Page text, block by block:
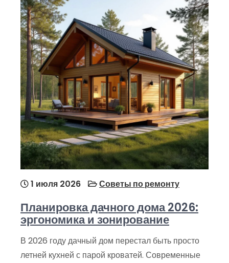
1 июля 2026 Советы по ремонту
Планировка дачного дома 2026:
эргономика и зонирование
В 2026 году дачный дом перестал быть просто
летней кухней с парой кроватей. Современные